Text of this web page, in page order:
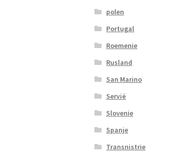
polen
Portugal
Roemenie
Rusland
San Marino
Servië
Slovenie
Spanje
Transnistrie